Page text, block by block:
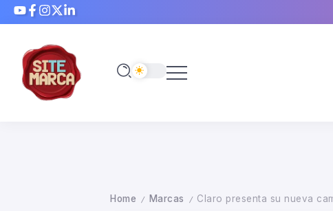
Home / Marcas / Claro presenta su nueva